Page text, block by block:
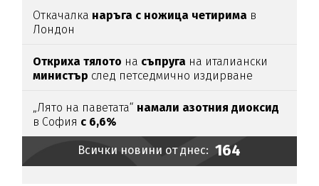
Откачалка наръга с ножица четирима в
Лондон
Откриха тялото на съпруга на италиански
министър след петседмично издирване
„Лято на паветата“ намали азотния диоксид
в София с 6,6%
Всички новини от днес: 164